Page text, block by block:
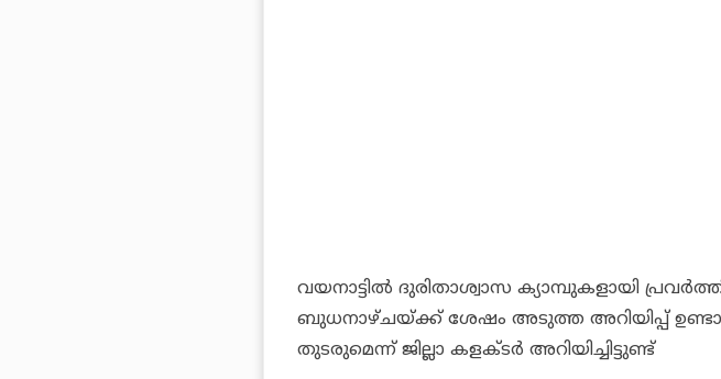
വയനാട്ടില്‍ ദുരിതാശ്വാസ ക്യാമ്പുകളായി
ബുധനാഴ്ചയ്ക്ക് ശേഷം അടുത്ത അറിയിപ്പ്
തുടരുമെന്ന് ജില്ലാ കളക്ടര്‍ അറിയിച്ചിട്ടുണ്ട്